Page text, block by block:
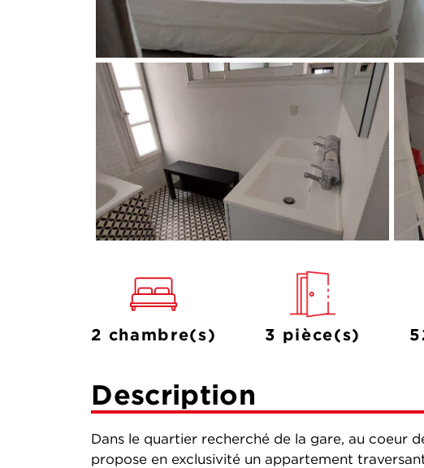
2 chambre(s) 3 pièce(s)
Description
Dans le quartier recherché de la gare, au coeur
propose en exclusivité un appartement